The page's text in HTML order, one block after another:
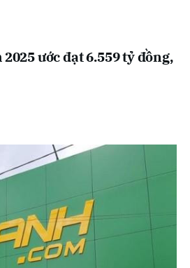
ước đạt 6.559 tỷ đồng,